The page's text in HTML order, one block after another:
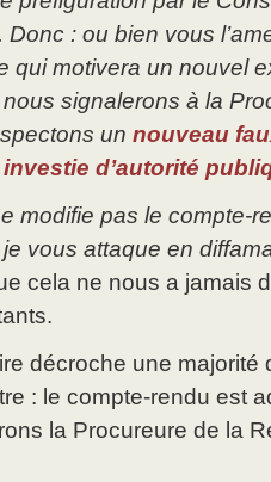
: ou bien vous
qui motivera un nouvel
signalerons à la
un nouveau
d’autorité
modifie pas le compte-
vous attaque en
cela ne nous a jamais
décroche une majorité
: le compte-rendu est
la Procureure de la